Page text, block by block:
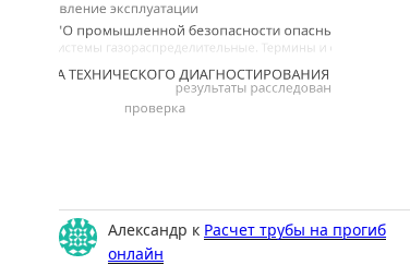
Александр к Расчет трубы на прогиб
онлайн